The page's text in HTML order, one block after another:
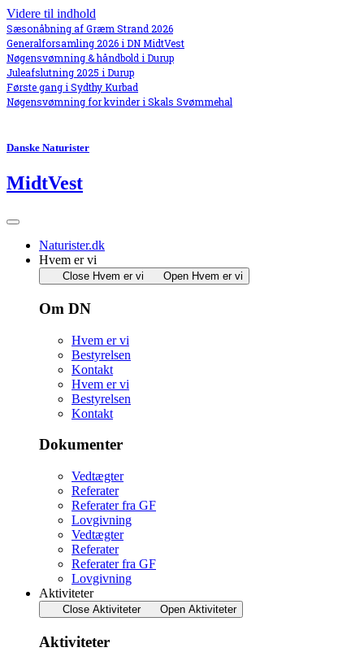
Videre til indhold
Sæsonåbning af Græm Strand 2026
Generalforsamling 2026 i DN MidtVest
Nøgensvømning & håndbold i Durup
Juleafslutning 2025 i Durup
Første gang i Sydthy Kurbad
Nøgensvømning for kvinder i Skals Svømmehal
Danske Naturister
MidtVest
Naturister.dk
Hvem er vi
Close Hvem er vi Open Hvem er vi
Om DN
Hvem er vi
Bestyrelsen
Kontakt
Hvem er vi
Bestyrelsen
Kontakt
Dokumenter
Vedtægter
Referater
Referater fra GF
Lovgivning
Vedtægter
Referater
Referater fra GF
Lovgivning
Aktiviteter
Close Aktiviteter Open Aktiviteter
Aktiviteter